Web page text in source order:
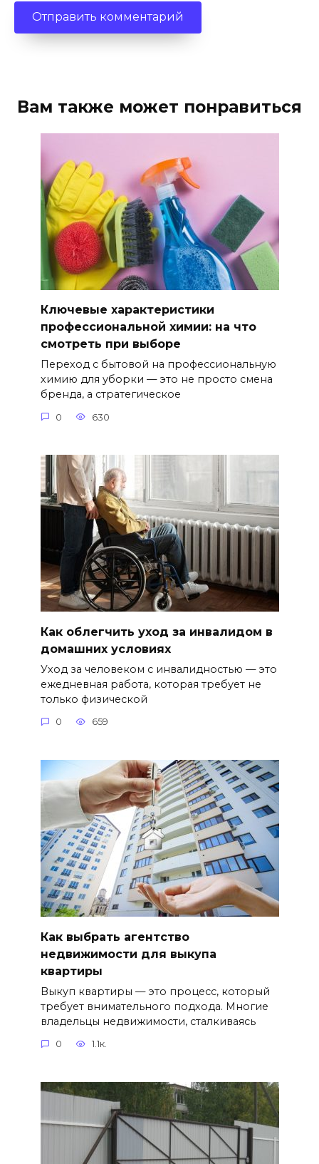
Вам также может понравиться
Ключевые характеристики
профессиональной химии: на что
смотреть при выборе
Переход с бытовой на профессиональную
химию для уборки — это не просто смена
бренда, а стратегическое
0 630
Как облегчить уход за инвалидом в
домашних условиях
Уход за человеком с инвалидностью — это
ежедневная работа, которая требует не
только физической
0 659
Как выбрать агентство
недвижимости для выкупа
квартиры
Выкуп квартиры — это процесс, который
требует внимательного подхода. Многие
владельцы недвижимости, сталкиваясь
0 1.1к.